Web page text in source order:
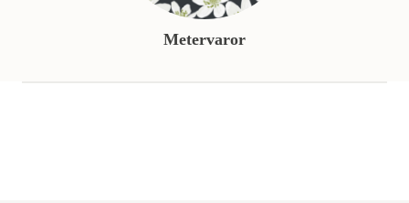
Metervaror